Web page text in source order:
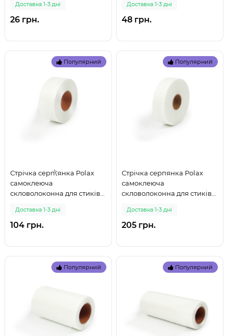
Доставка 1-3 дні
26 грн.
Доставка 1-3 дні
48 грн.
Популярний
Стрічка серп\'янка Polax
самоклеюча
скловолоконна для стиків
Доставка 1-3 дні
104 грн.
Популярний
Стрічка серпянка Polax
самоклеюча
скловолоконна для стиків
Доставка 1-3 дні
205 грн.
Популярний Популярний